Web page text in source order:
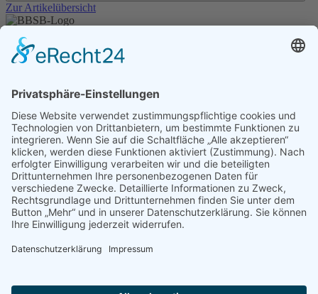
Zur Artikelübersicht
Unser Angebot
Shop
Datenschutz
Kontakt
Transparenzerklärung
BBSB-Inform: täglich aktualisierte Infos
für sehbehinderte und blinde Menschen
Anmeldung Newsletter BBSB-Inform
Unser Newsletter für Unterstützer